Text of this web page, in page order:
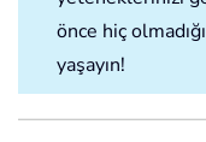
önce hiç
yaşayın!